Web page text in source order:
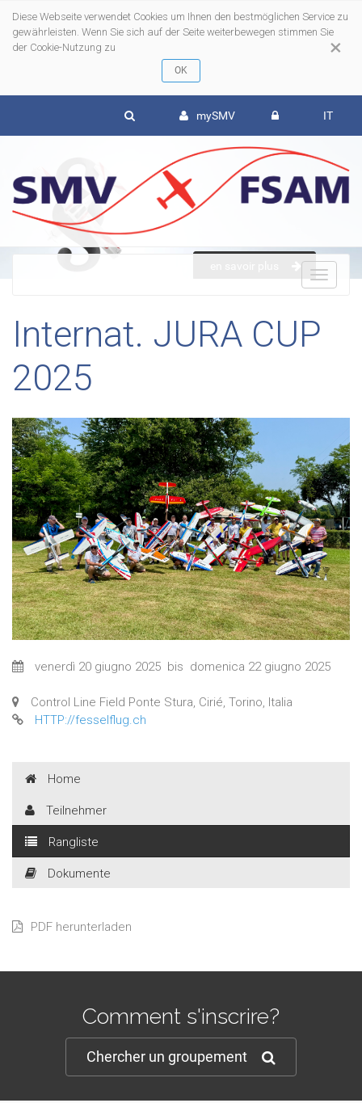
×
Diese Webseite verwendet Cookies um Ihnen den bestmöglichen Service zu
gewährleisten. Wenn Sie sich auf der Seite weiterbewegen stimmen Sie
der Cookie-Nutzung zu
mySMV IT
Internat. JURA CUP
2025
venerdì 20 giugno 2025 bis domenica 22 giugno 2025
Control Line Field Ponte Stura, Cirié, Torino, Italia
HTTP://fesselflug.ch
Home
Teilnehmer
Rangliste
Dokumente
PDF herunterladen
Comment s'inscrire?
Chercher un groupement